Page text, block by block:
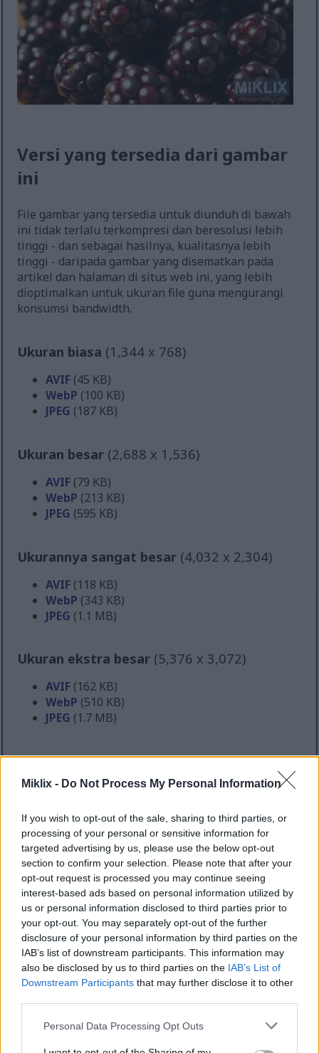
Miklix - Do Not Process My Personal Information
If you wish to opt-out of the sale, sharing to third parties, or
processing of your personal or sensitive information for
targeted advertising by us, please use the below opt-out
section to confirm your selection. Please note that after your
opt-out request is processed you may continue seeing
interest-based ads based on personal information utilized by
us or personal information disclosed to third parties prior to
your opt-out. You may separately opt-out of the further
disclosure of your personal information by third parties on the
IAB’s list of downstream participants. This information may
also be disclosed by us to third parties on the IAB’s List of
Downstream Participants that may further disclose it to other
Please note that this website/app uses one or more Google
Personal Data Processing Opt Outs
Versi yang tersedia dari gambar
ini
File gambar yang tersedia untuk diunduh di bawah
ini tidak terlalu terkompresi dan beresolusi lebih
tinggi - dan sebagai hasilnya, kualitasnya lebih
tinggi - daripada gambar yang disematkan pada
artikel dan halaman di situs web ini, yang lebih
dioptimalkan untuk ukuran file guna mengurangi
konsumsi bandwidth.
Ukuran biasa (1,344 x 768)
AVIF (45 KB)
WebP (100 KB)
JPEG (187 KB)
Ukuran besar (2,688 x 1,536)
AVIF (79 KB)
WebP (213 KB)
JPEG (595 KB)
Ukurannya sangat besar (4,032 x 2,304)
AVIF (118 KB)
WebP (343 KB)
JPEG (1.1 MB)
Ukuran ekstra besar (5,376 x 3,072)
AVIF (162 KB)
WebP (510 KB)
JPEG (1.7 MB)
Ukuran besar secara komik(1,048,576 x
599,186)
Deskripsi gambar
Gugusan blackberry yang rapat memenuhi bingkai
dalam foto close-up yang intim ini, rona ungu tua
mereka yang hampir hitam, dipoles hingga berkilau
alami oleh sentuhan hangat sinar matahari. Setiap
buah beri merupakan mosaik buah berbiji yang
padat, bulat dan montok, berkilau dengan
kelembapan yang mengisyaratkan kesegarannya.
Kedalaman bidang pandang yang dangkal
memastikan mata pengamat tetap terpaku pada